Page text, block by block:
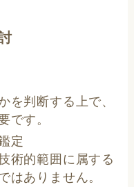
を判断する上で、
です。
定
術的範囲に属する
はありません。